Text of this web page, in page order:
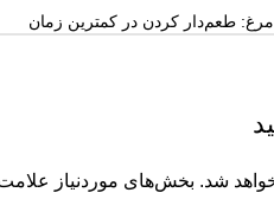
طعم‌دار کردن در کمترین زمان
شد. بخش‌های موردنیاز